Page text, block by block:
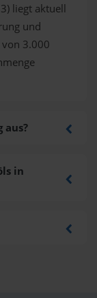
liegt aktuell
und
3.000
aus?
in